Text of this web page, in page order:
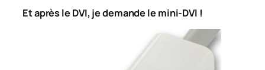
Et après le DVI, je demande le mini-DVI !